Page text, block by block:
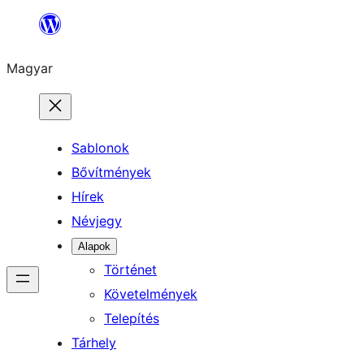
Ugrás
tartalomhoz
Magyar
Sablonok
Bővítmények
Hírek
Névjegy
Alapok
Történet
Követelmények
Telepítés
Tárhely